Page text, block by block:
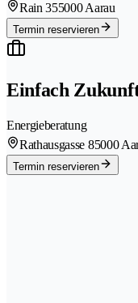
Rain 355000 Aarau
Termin reservieren
Einfach
Energieberatung
Rathausgasse 85000
Termin reservieren